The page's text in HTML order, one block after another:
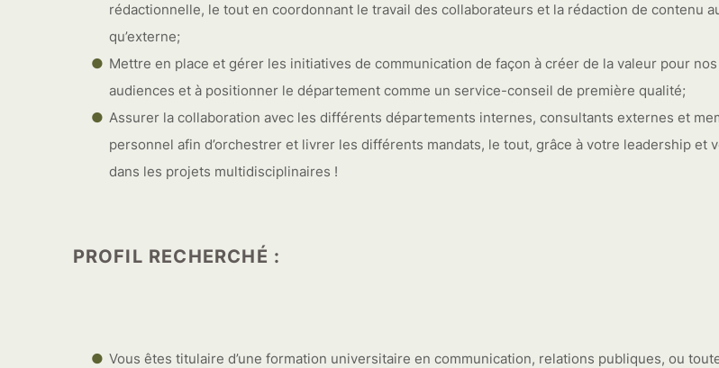
rédactionnelle, le tout en coordonnant le travail des collaborateurs et la rédaction de contenu
qu’externe;
Mettre en place et gérer les initiatives de communication de façon à créer de la valeur pour
audiences et à positionner le département comme un service-conseil de première qualité;
Assurer la collaboration avec les différents départements internes, consultants externes et
personnel afin d’orchestrer et livrer les différents mandats, le tout, grâce à votre leadership et
dans les projets multidisciplinaires !
PROFIL RECHERCHÉ :
Vous êtes titulaire d’une formation universitaire en communication, relations publiques, ou